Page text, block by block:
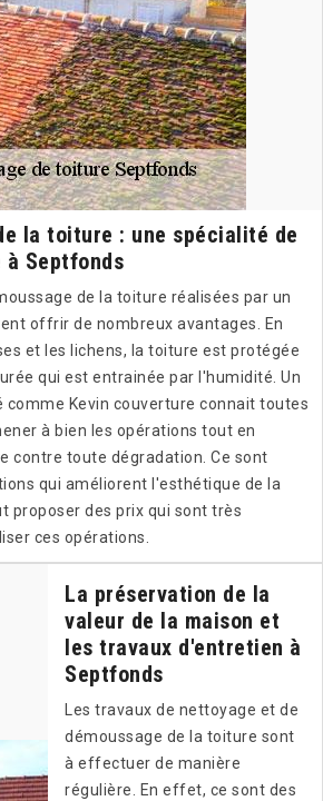
la toiture : une spécialité de
à Septfonds
de la toiture réalisées par un
offrir de nombreux avantages. En
et les lichens, la toiture est protégée
qui est entrainée par l'humidité. Un
Kevin couverture connait toutes
à bien les opérations tout en
contre toute dégradation. Ce sont
qui améliorent l'esthétique de la
proposer des prix qui sont très
ces opérations.
La préservation de la
valeur de la maison et
les travaux d'entretien à
Septfonds
Les travaux de nettoyage et de
démoussage de la toiture sont
à effectuer de manière
régulière. En effet, ce sont des